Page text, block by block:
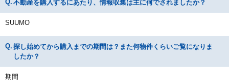
不動産を購入するにあたり、情報収集は主に何でされましたか？
SUUMO
探し始めてから購入までの期間は？また何物件くらいご覧になりま
したか？
期間